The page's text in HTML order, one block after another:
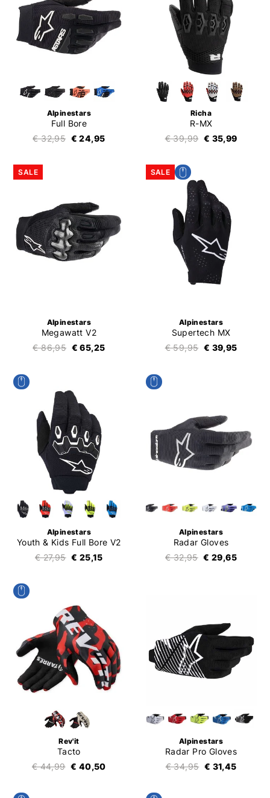
Alpinestars
Full Bore
€ 32,95 € 24,95
Richa
R-MX
€ 39,99 € 35,99
SALE
Alpinestars
Megawatt V2
€ 86,95 € 65,25
SALE
Alpinestars
Supertech MX
€ 59,95 € 39,95
Alpinestars
Youth & Kids Full Bore V2
€ 27,95 € 25,15
Alpinestars
Radar Gloves
€ 32,95 € 29,65
Rev'it
Tacto
€ 44,99 € 40,50
Alpinestars
Radar Pro Gloves
€ 34,95 € 31,45